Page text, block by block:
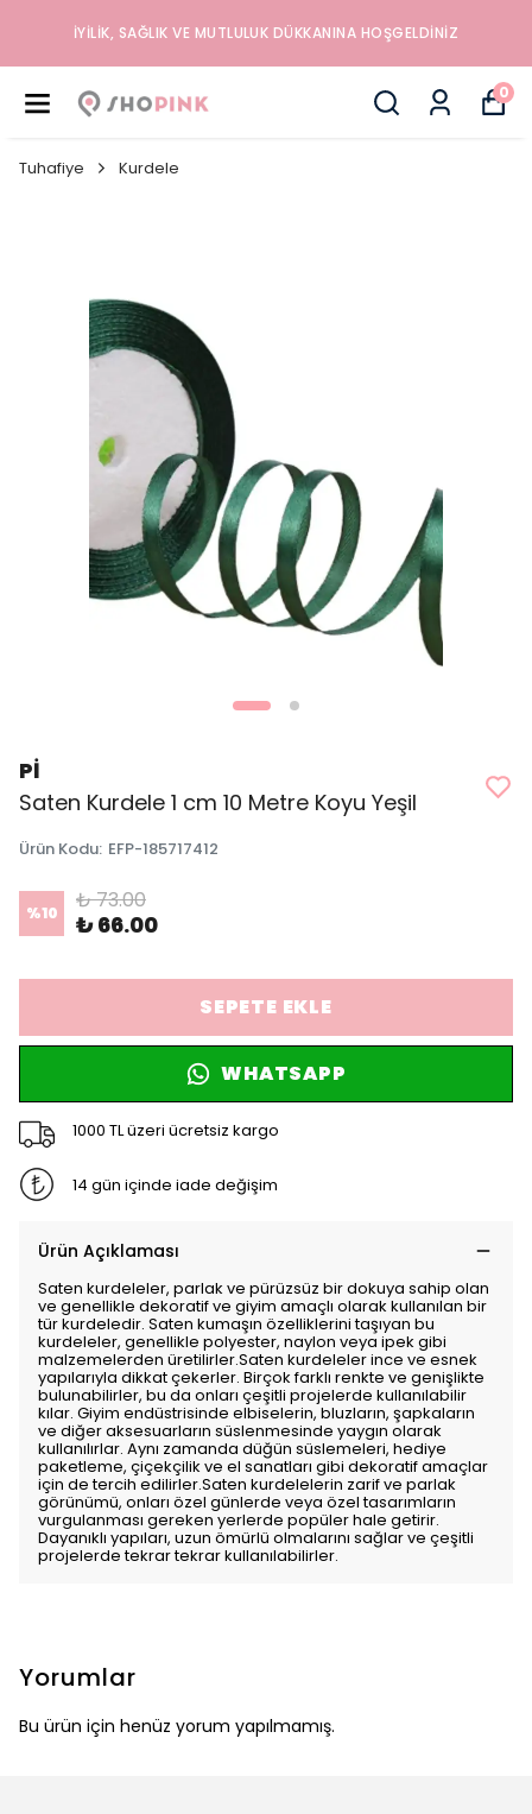
İYILIK, SAĞLIK VE MUTLULUK DÜKKANINA HOŞGELDINIZ
0
Tuhafiye Kurdele
Pİ
Saten Kurdele 1 cm 10 Metre Koyu Yeşil
Ürün Kodu: EFP-185717412
%10 ₺ 73.00
₺ 66.00
SEPETE EKLE
WHATSAPP
1000 TL üzeri ücretsiz kargo
14 gün içinde iade değişim
Ürün Açıklaması
Saten kurdeleler, parlak ve pürüzsüz bir dokuya sahip olan
ve genellikle dekoratif ve giyim amaçlı olarak kullanılan bir
tür kurdeledir. Saten kumaşın özelliklerini taşıyan bu
kurdeleler, genellikle polyester, naylon veya ipek gibi
malzemelerden üretilirler.Saten kurdeleler ince ve esnek
yapılarıyla dikkat çekerler. Birçok farklı renkte ve genişlikte
bulunabilirler, bu da onları çeşitli projelerde kullanılabilir
kılar. Giyim endüstrisinde elbiselerin, bluzların, şapkaların
ve diğer aksesuarların süslenmesinde yaygın olarak
kullanılırlar. Aynı zamanda düğün süslemeleri, hediye
paketleme, çiçekçilik ve el sanatları gibi dekoratif amaçlar
için de tercih edilirler.Saten kurdelelerin zarif ve parlak
görünümü, onları özel günlerde veya özel tasarımların
vurgulanması gereken yerlerde popüler hale getirir.
Dayanıklı yapıları, uzun ömürlü olmalarını sağlar ve çeşitli
projelerde tekrar tekrar kullanılabilirler.
Yorumlar
Bu ürün için henüz yorum yapılmamış.